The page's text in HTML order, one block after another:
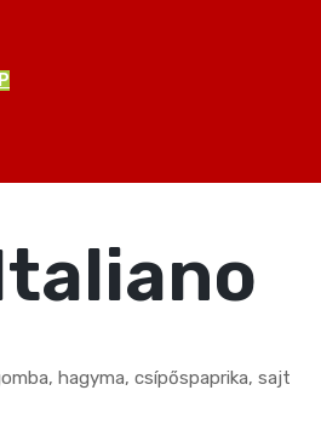
hagyma, csípőspaprika, sajt